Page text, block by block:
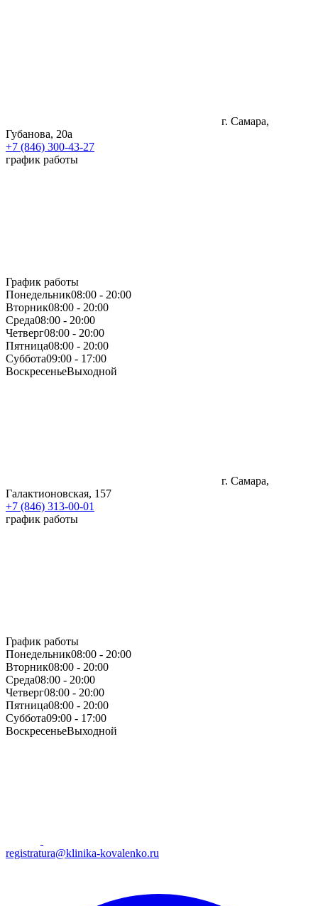
г. Самара,
Губанова, 20а
+7 (846) 300-43-27
график работы
График работы
Понедельник08:00 - 20:00
Вторник08:00 - 20:00
Среда08:00 - 20:00
Четверг08:00 - 20:00
Пятница08:00 - 20:00
Суббота09:00 - 17:00
ВоскресеньеВыходной
г. Самара,
Галактионовская, 157
+7 (846) 313-00-01
график работы
График работы
Понедельник08:00 - 20:00
Вторник08:00 - 20:00
Среда08:00 - 20:00
Четверг08:00 - 20:00
Пятница08:00 - 20:00
Суббота09:00 - 17:00
ВоскресеньеВыходной
registratura@klinika-kovalenko.ru